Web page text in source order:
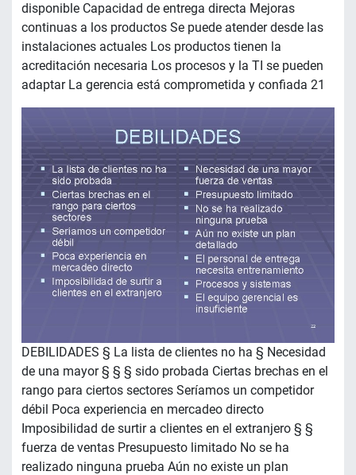
disponible Capacidad de entrega directa Mejoras
continuas a los productos Se puede atender desde las
instalaciones actuales Los productos tienen la
acreditación necesaria Los procesos y la TI se pueden
adaptar La gerencia está comprometida y confiada 21
DEBILIDADES § La lista de clientes no ha § Necesidad
de una mayor § § § sido probada Ciertas brechas en el
rango para ciertos sectores Seríamos un competidor
débil Poca experiencia en mercadeo directo
Imposibilidad de surtir a clientes en el extranjero § §
fuerza de ventas Presupuesto limitado No se ha
realizado ninguna prueba Aún no existe un plan